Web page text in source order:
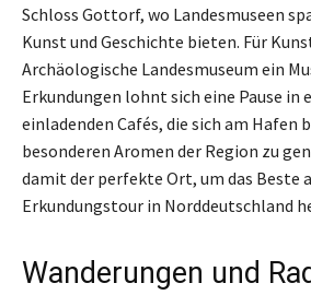
Schloss Gottorf, wo Landesmuseen
Kunst und Geschichte bieten. Für
Archäologische Landesmuseum ein
Erkundungen lohnt sich eine Pause in
einladenden Cafés, die sich am Hafen
besonderen Aromen der Region zu
damit der perfekte Ort, um das Beste
Erkundungstour in Norddeutschland
Wanderungen und